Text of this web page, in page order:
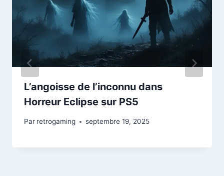
L’angoisse de l’inconnu dans
Horreur Eclipse sur PS5
Par retrogaming septembre 19, 2025